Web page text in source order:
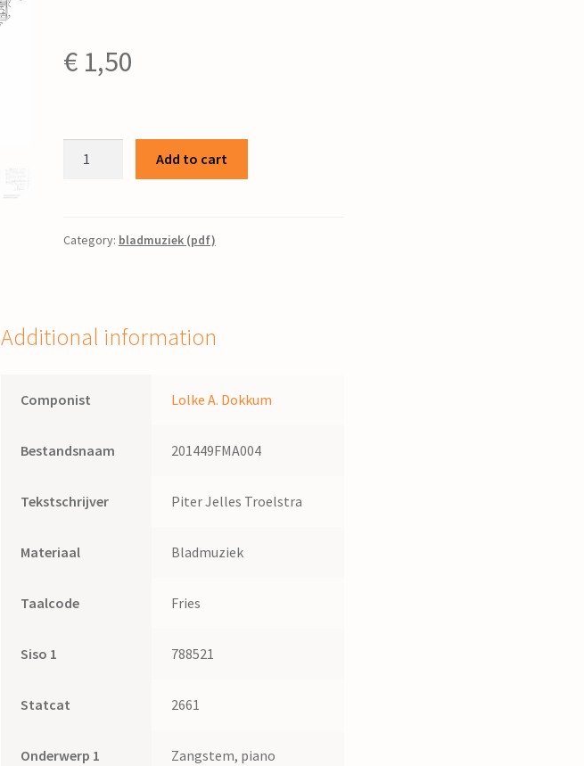
€1,50
zang
Dokkum,
P.J.
Add to cart
Category: bladmuziek (pdf)
Additional information
Componist Lolke A. Dokkum
Bestandsnaam 201449FMA004
Tekstschrijver Piter Jelles Troelstra
Materiaal Bladmuziek
Taalcode Fries
Siso 1 788521
Statcat 2661
Onderwerp 1 Zangstem, piano